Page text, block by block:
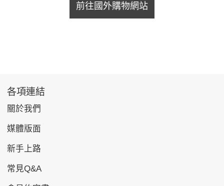
前往國外購物網站
各項連結
關於我們
媒體版面
新手上路
常見Q&A